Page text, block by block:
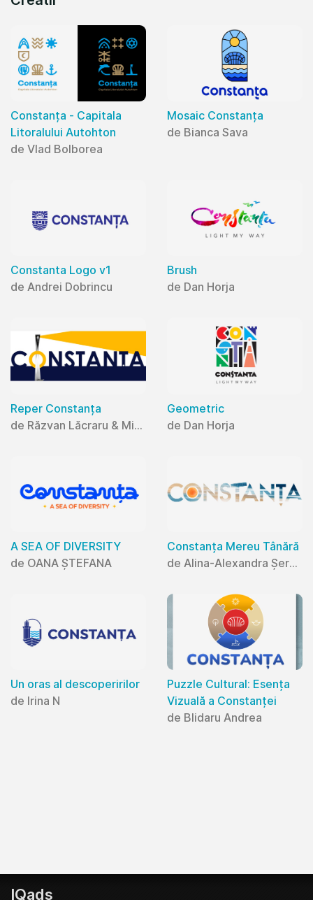
Constanța - Capitala
Litoralului Autohton
de Vlad Bolborea
Mosaic Constanța
de Bianca Sava
Constanta Logo v1
de Andrei Dobrincu
Brush
de Dan Horja
Reper Constanța
de Răzvan Lăcraru & Mihaela Lăcraru
Geometric
de Dan Horja
A SEA OF DIVERSITY
de OANA ȘTEFANA
Constanța Mereu Tânără
de Alina-Alexandra Șerban
Un oras al descoperirilor
de Irina N
Puzzle Cultural: Esența
Vizuală a Constanței
de Blidaru Andrea
IQads